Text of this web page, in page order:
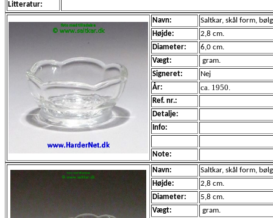
Litteratur:
Navn:
Saltkar, skål form,
Højde:
2,8 cm.
Diameter:
6,0 cm.
Vægt:
gram.
Signeret:
Nej
År:
ca. 1950.
Ref. nr.:
Detalje:
Info:
Note:
Navn:
Saltkar, skål form,
Højde:
2,8 cm.
Diameter:
5,8 cm.
Vægt:
gram.